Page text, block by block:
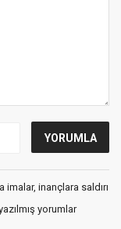
inançlara saldırı
yorumlar